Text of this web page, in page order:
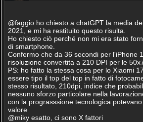
@faggio ho chiesto a chatGPT la media
2021, e mi ha restituito questo risulta.
Ho chiesto ciò perché non mi era stato
di smartphone.
Confermo che da 36 secondi per l'iPhone
risoluzione convertita a 210 DPI per le
PS: ho fatto la stessa cosa per lo Xiaomi
essere tipo il top del top in fatto di
stesso risultato, 210dpi, indice che
nessuno sforzo particolare nella
con la prograsssione tecnologica
valore
@miky esatto, ci sono X fattori